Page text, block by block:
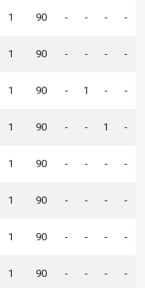
1 90 - - - -
1 90 - - - -
1 90 - 1 - -
1 90 - - 1 -
1 90 - - - -
1 90 - - - -
1 90 - - - -
1 90 - - - -